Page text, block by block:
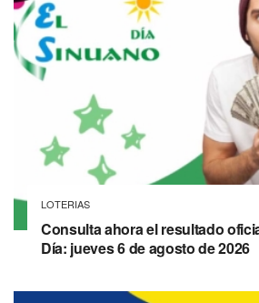
LOTERIAS
Consulta ahora el resultado
Día: jueves 6 de agosto de 2026